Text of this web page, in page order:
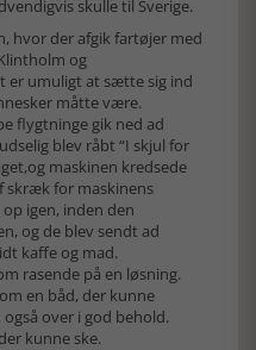
skulle til Sverige.
hvor der afgik fartøjer med
og
er umuligt at sætte sig ind
måtte være.
flygtninge gik ned ad
blev råbt “I skjul for
maskinen kredsede
skræk for maskinens
igen, inden den
og de blev sendt ad
kaffe og mad.
rasende på en løsning.
en båd, der kunne
over i god behold.
kunne ske.